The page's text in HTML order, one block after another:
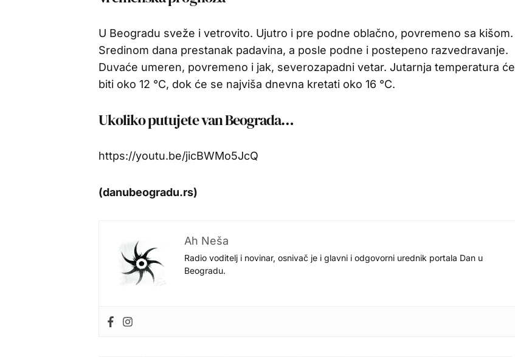
U Beogradu sveže i vetrovito. Ujutro i pre podne oblačno, povremeno sa kišom.
Sredinom dana prestanak padavina, a posle podne i postepeno razvedravanje.
Duvaće umeren, povremeno i jak, severozapadni vetar. Jutarnja temperatura će
biti oko 12 °C, dok će se najviša dnevna kretati oko 16 °C.
Ukoliko putujete van Beograda…
https://youtu.be/jicBWMo5JcQ
(danubeogradu.rs)
Ah Neša
Radio voditelj i novinar, osnivač je i glavni i odgovorni urednik portala Dan u
Beogradu.